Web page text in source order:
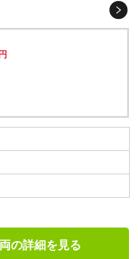
の詳細を見る